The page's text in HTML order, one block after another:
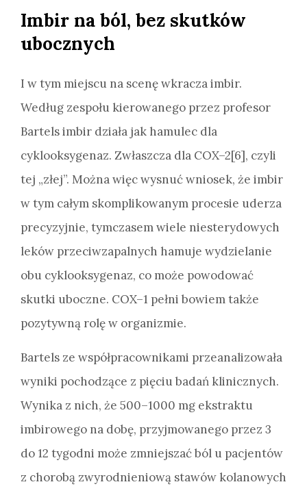
Imbir na ból, bez skutków
ubocznych
I w tym miejscu na scenę wkracza imbir.
Według zespołu kierowanego przez profesor
Bartels imbir działa jak hamulec dla
cyklooksygenaz. Zwłaszcza dla COX–2[6], czyli
tej „złej”. Można więc wysnuć wniosek, że imbir
w tym całym skomplikowanym procesie uderza
precyzyjnie, tymczasem wiele niesterydowych
leków przeciwzapalnych hamuje wydzielanie
obu cyklooksygenaz, co może powodować
skutki uboczne. COX–1 pełni bowiem także
pozytywną rolę w organizmie.
Bartels ze współpracownikami przeanalizowała
wyniki pochodzące z pięciu badań klinicznych.
Wynika z nich, że 500–1000 mg ekstraktu
imbirowego na dobę, przyjmowanego przez 3
do 12 tygodni może zmniejszać ból u pacjentów
z chorobą zwyrodnieniową stawów kolanowych